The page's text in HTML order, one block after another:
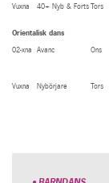
Vuxna 40+ Nyb & FortsTors
Orientalisk dans
02-xna
Avanc Ons
Vuxna Nybörjare Tors